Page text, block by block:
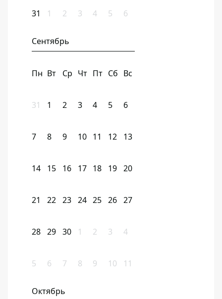
31 1 2 3 4 5 6
Сентябрь
Пн Вт Ср Чт Пт Сб Вс
31 1 2 3 4 5 6
7 8 9 10 11 12 13
14 15 16 17 18 19 20
21 22 23 24 25 26 27
28 29 30 1 2 3 4
5 6 7 8 9 10 11
Октябрь